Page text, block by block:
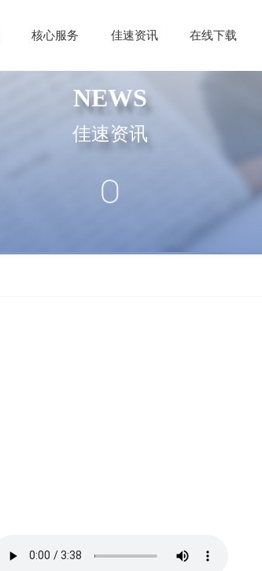
核心服务 佳速资讯 在线下载
NEWS
佳速资讯